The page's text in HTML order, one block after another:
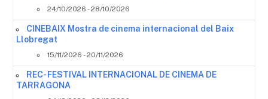
24/10/2026 - 28/10/2026
CINEBAIX Mostra de cinema internacional del Baix
Llobregat
15/11/2026 - 20/11/2026
REC- FESTIVAL INTERNACIONAL DE CINEMA DE
TARRAGONA